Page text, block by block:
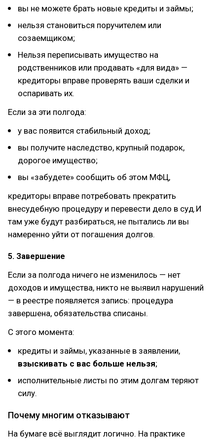
вы не можете брать новые кредиты и займы;
нельзя становиться поручителем или
созаемщиком;
Нельзя переписывать имущество на
родственников или продавать «для вида» —
кредиторы вправе проверять ваши сделки и
оспаривать их.
Если за эти полгода:
у вас появится стабильный доход;
вы получите наследство, крупный подарок,
дорогое имущество;
вы «забудете» сообщить об этом МФЦ,
кредиторы вправе потребовать прекратить
внесудебную процедуру и перевести дело в суд.И
там уже будут разбираться, не пытались ли вы
намеренно уйти от погашения долгов.
5. Завершение
Если за полгода ничего не изменилось — нет
доходов и имущества, никто не выявил нарушений
— в реестре появляется запись: процедура
завершена, обязательства списаны.
С этого момента:
кредиты и займы, указанные в заявлении,
взыскивать с вас больше нельзя;
исполнительные листы по этим долгам теряют
силу.
Почему многим отказывают
На бумаге всё выглядит логично. На практике